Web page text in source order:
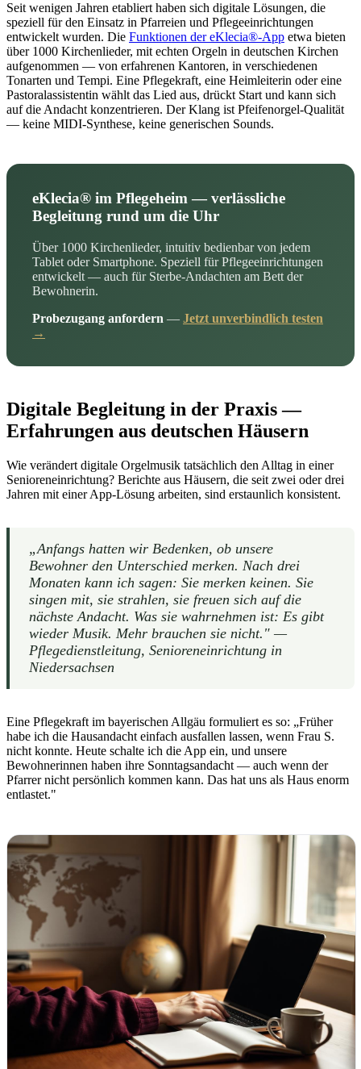
Seit wenigen Jahren etabliert haben sich digitale Lösungen, die
speziell für den Einsatz in Pfarreien und Pflegeeinrichtungen
entwickelt wurden. Die Funktionen der eKlecia®-App etwa bieten
über 1000 Kirchenlieder, mit echten Orgeln in deutschen Kirchen
aufgenommen — von erfahrenen Kantoren, in verschiedenen
Tonarten und Tempi. Eine Pflegekraft, eine Heimleiterin oder eine
Pastoralassistentin wählt das Lied aus, drückt Start und kann sich
auf die Andacht konzentrieren. Der Klang ist Pfeifenorgel-Qualität
— keine MIDI-Synthese, keine generischen Sounds.
eKlecia® im Pflegeheim — verlässliche
Begleitung rund um die Uhr
Über 1000 Kirchenlieder, intuitiv bedienbar von jedem
Tablet oder Smartphone. Speziell für Pflegeeinrichtungen
entwickelt — auch für Sterbe-Andachten am Bett der
Bewohnerin.
Probezugang anfordern — Jetzt unverbindlich testen
→
Digitale Begleitung in der Praxis —
Erfahrungen aus deutschen Häusern
Wie verändert digitale Orgelmusik tatsächlich den Alltag in einer
Senioreneinrichtung? Berichte aus Häusern, die seit zwei oder drei
Jahren mit einer App-Lösung arbeiten, sind erstaunlich konsistent.
„Anfangs hatten wir Bedenken, ob unsere
Bewohner den Unterschied merken. Nach drei
Monaten kann ich sagen: Sie merken keinen. Sie
singen mit, sie strahlen, sie freuen sich auf die
nächste Andacht. Was sie wahrnehmen ist: Es gibt
wieder Musik. Mehr brauchen sie nicht." —
Pflegedienstleitung, Senioreneinrichtung in
Niedersachsen
Eine Pflegekraft im bayerischen Allgäu formuliert es so: „Früher
habe ich die Hausandacht einfach ausfallen lassen, wenn Frau S.
nicht konnte. Heute schalte ich die App ein, und unsere
Bewohnerinnen haben ihre Sonntagsandacht — auch wenn der
Pfarrer nicht persönlich kommen kann. Das hat uns als Haus enorm
entlastet."